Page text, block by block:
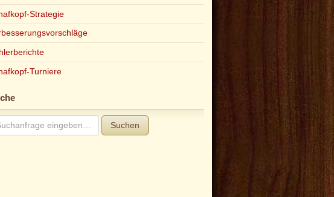
Strategie
Turniere
Suchen